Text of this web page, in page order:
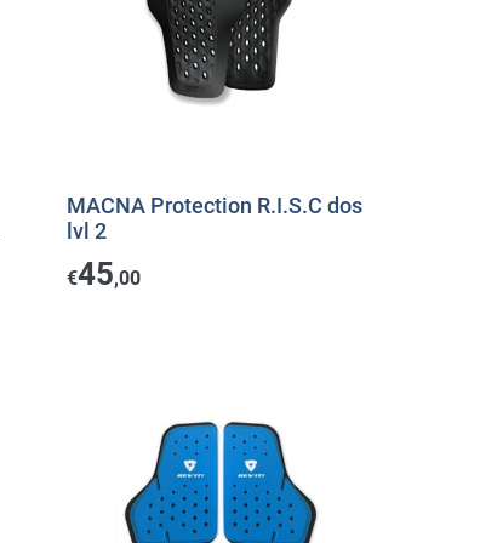
MACNA Protection R.I.S.C dos
lvl 2
€45,00